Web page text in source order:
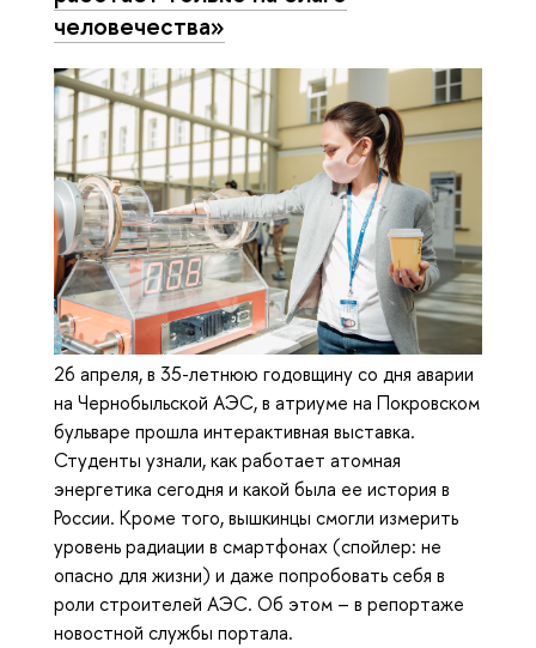
человечества»
26 апреля, в 35-летнюю годовщину со дня аварии
на Чернобыльской АЭС, в атриуме на Покровском
бульваре прошла интерактивная выставка.
Студенты узнали, как работает атомная
энергетика сегодня и какой была ее история в
России. Кроме того, вышкинцы смогли измерить
уровень радиации в смартфонах (спойлер: не
опасно для жизни) и даже попробовать себя в
роли строителей АЭС. Об этом – в репортаже
новостной службы портала.